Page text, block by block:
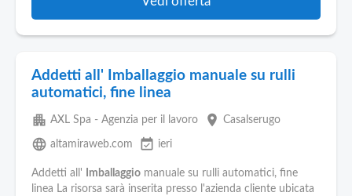
Addetti all' Imballaggio manuale su rulli
automatici, fine linea
apartment AXL Spa - Agenzia per il lavoro place Casalserugo
language altamiraweb.com event_available ieri
Addetti all' Imballaggio manuale su rulli automatici, fine
linea La risorsa sarà inserita presso l'azienda cliente ubicata